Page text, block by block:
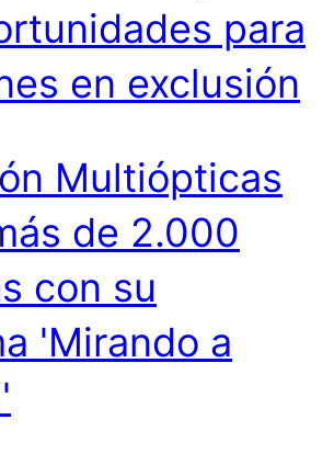
para
en exclusión
Multiópticas
de 2.000
con su
'Mirando a